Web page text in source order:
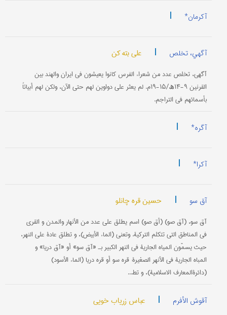
آکرمان* |
آگهي، تخلص | علی بته کن
آگهي، تخلص عدد من شعراء الفرس کانوا یعیشون في ایران والهند بین
القرنین ۹-۱۴ھ/۱۵-۱۹م. لم یعثر علی دواوین لهم حتی الآن، ولکن لهم أبیاتاً
بأسمائهم في التراجم.
آگره* |
آکرا* |
آق سو | حسین قره چانلو
آق ‌سو، (آق صو) (أق صو) اسم یطلق علی عدد من الأنهار والمدن و القری
في المناطق التي تتکلم الترکیة. وتعني (الماء الأبیض)، و تطلق عادة علی النهر،
حیث یسمّون المیاه الجاریة في النهر الکبیر بـ «آق سو» أو «آق دریا» و
المباه الجاریة في الأنهر الصغیرة: قره سو أو قره دریا (الماء الأسود)
(دائرة‌المعارف الاسلامیة)، و تط...
آقوش الأفرم | عباس زریاب خویي